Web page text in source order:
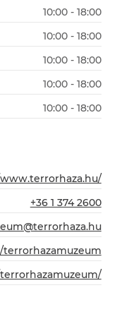
10:00 - 18:00
10:00 - 18:00
10:00 - 18:00
10:00 - 18:00
10:00 - 18:00
+36 1 374 2600